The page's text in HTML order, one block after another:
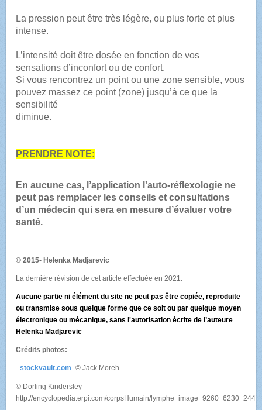
La pression peut être très légère, ou plus forte et plus
intense.
L’intensité doit être dosée en fonction de vos
sensations d’inconfort ou de confort.
Si vous rencontrez un point ou une zone sensible, vous
pouvez massez ce point (zone) jusqu’à ce que la
sensibilité
diminue.
PRENDRE NOTE:
En aucune cas, l’application l'auto-réflexologie ne
peut pas remplacer les conseils et consultations
d’un médecin qui sera en mesure d’évaluer votre
santé.
© 2015- Helenka Madjarevic
La dernière révision de cet article effectuée en 2021.
Aucune partie ni élément du site ne peut pas être copiée, reproduite
ou transmisesous quelque forme que ce soit ou par quelque moyen
électronique ou mécanique,sans l'autorisation écrite de l’auteure
Helenka Madjarevic
Crédits photos:
- stockvault.com- © Jack Moreh
© Dorling Kindersley
http://encyclopedia.erpi.com/corpsHumain/lymphe_image_9260_6230_2441